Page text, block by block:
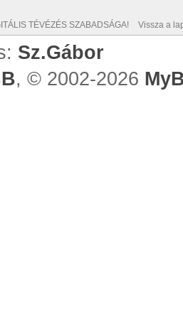
TÉVÉZÉS SZABADSÁGA! Vissza a
Sz.Gábor
, © 2002-2026